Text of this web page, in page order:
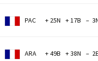
PAC + 25N + 17B –
ARA + 49B + 38N –